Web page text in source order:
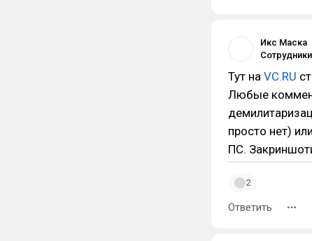
Икс Маска
Тут на VC.RU
Любые
просто нет)
ПС.
2
Ответить